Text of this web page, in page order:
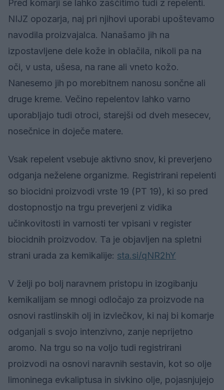
Pred komarji se lahko zaščitimo tudi z repelenti.
NIJZ opozarja, naj pri njihovi uporabi upoštevamo
navodila proizvajalca. Nanašamo jih na
izpostavljene dele kože in oblačila, nikoli pa na
oči, v usta, ušesa, na rane ali vneto kožo.
Nanesemo jih po morebitnem nanosu sončne ali
druge kreme. Večino repelentov lahko varno
uporabljajo tudi otroci, starejši od dveh mesecev,
nosečnice in doječe matere.
Vsak repelent vsebuje aktivno snov, ki preverjeno
odganja neželene organizme. Registrirani repelenti
so biocidni proizvodi vrste 19 (PT 19), ki so pred
dostopnostjo na trgu preverjeni z vidika
učinkovitosti in varnosti ter vpisani v register
biocidnih proizvodov. Ta je objavljen na spletni
strani urada za kemikalije: sta.si/qNR2hY
V želji po bolj naravnem pristopu in izogibanju
kemikalijam se mnogi odločajo za proizvode na
osnovi rastlinskih olj in izvlečkov, ki naj bi komarje
odganjali s svojo intenzivno, zanje neprijetno
aromo. Na trgu so na voljo tudi registrirani
proizvodi na osnovi naravnih sestavin, kot so olje
limoninega evkaliptusa in sivkino olje, pojasnjujejo